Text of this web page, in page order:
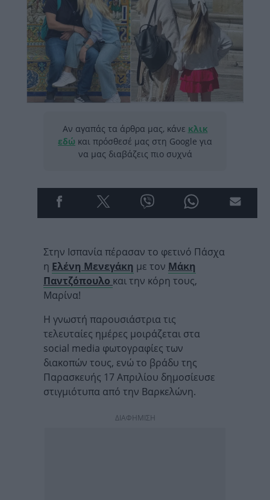
Αν αγαπάς τα άρθρα μας, κάνε κλικ
εδώ και πρόσθεσέ μας στη Google για
να μας διαβάζεις πιο συχνά
Στην Ισπανία πέρασαν το φετινό Πάσχα
η Ελένη Μενεγάκη με τον Μάκη
Παντζόπουλο και την κόρη τους,
Μαρίνα!
Η γνωστή παρουσιάστρια τις
τελευταίες ημέρες μοιράζεται στα
social media φωτογραφίες των
διακοπών τους, ενώ το βράδυ της
Παρασκευής 17 Απριλίου δημοσίευσε
στιγμιότυπα από την Βαρκελώνη.
ΔΙΑΦΗΜΙΣΗ